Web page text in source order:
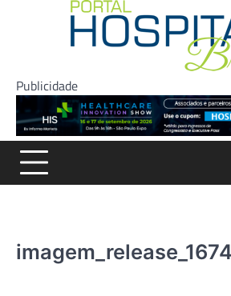
Publicidade